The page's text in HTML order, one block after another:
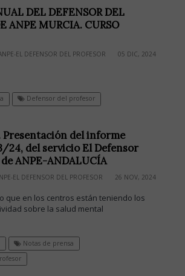
DEL DEFENSOR DEL
ANPE MURCIA. CURSO
EL DEFENSOR DEL PROFESOR 05 DIC, 2024
Defensor del profesor
Presentación del informe
24, del servicio El Defensor
ANPE-ANDALUCÍA
EL DEFENSOR DEL PROFESOR 26 NOV, 2024
que en los centros están teniendo los
sobre la salud mental
Notas de prensa